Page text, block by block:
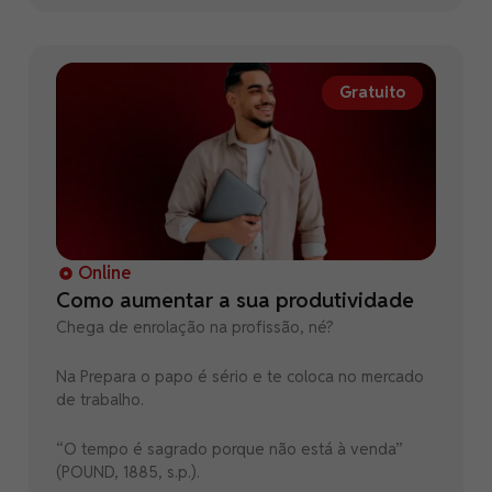
esse também é um dos pontos que passamos a
Online
Como aumentar a sua produtividade
Chega de enrolação na profissão, né?
Na Prepara o papo é sério e te coloca no mercado
de trabalho.
“O tempo é sagrado porque não está à venda”
(POUND, 1885, s.p.).
Gratuito